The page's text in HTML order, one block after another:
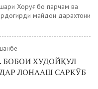
Хоруғ бо парчам ва
майдон дарахтони
БОБОИ ХУДОЙҚУЛ
ЛОНААШ САРКӮБ